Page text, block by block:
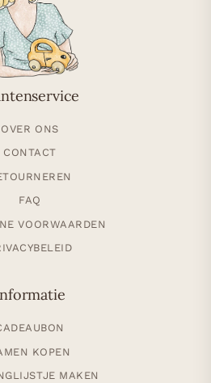
OVER ONS
CONTACT
FAQ
VOORWAARDEN
KOPEN
MAKEN